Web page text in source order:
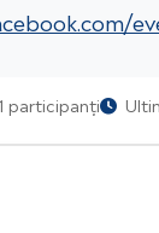
participanți